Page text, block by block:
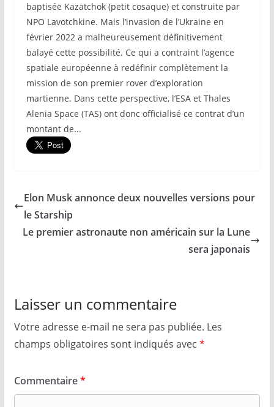
baptisée Kazatchok (petit cosaque) et construite par
NPO Lavotchkine. Mais l’invasion de l’Ukraine en
février 2022 a malheureusement définitivement
balayé cette possibilité. Ce qui a contraint l’agence
spatiale européenne à redéfinir complètement la
mission de son premier rover d’exploration
martienne. Dans cette perspective, l’ESA et Thales
Alenia Space (TAS) ont donc officialisé ce contrat d’un
montant de...
Elon Musk annonce deux nouvelles versions pour
le Starship
Le premier astronaute non américain sur la Lune
sera japonais
Laisser un commentaire
Votre adresse e-mail ne sera pas publiée. Les
champs obligatoires sont indiqués avec *
Commentaire*